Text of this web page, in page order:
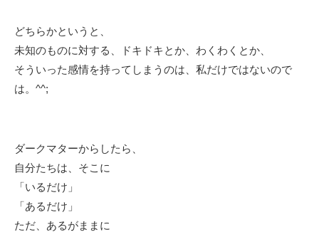
どちらかというと、
未知のものに対する、ドキドキとか、わくわくとか、
そういった感情を持ってしまうのは、私だけではないので
は。^^;
ダークマターからしたら、
自分たちは、そこに
「いるだけ」
「あるだけ」
ただ、あるがままに